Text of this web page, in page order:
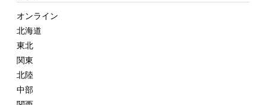
オンライン
北海道
東北
関東
北陸
中部